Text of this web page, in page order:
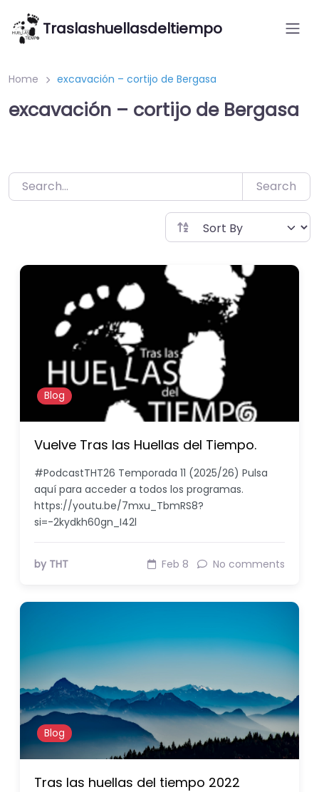
Saltar
contenido
Traslashuellasdeltiempo
Home excavación – cortijo de Bergasa
excavación – cortijo de Bergasa
Search
Blog
Vuelve Tras las Huellas del Tiempo.
#PodcastTHT26 Temporada 11 (2025/26) Pulsa
aquí para acceder a todos los programas.
https://youtu.be/7mxu_TbmRS8?
si=-2kydkh60gn_I42l
by THT Feb 8 No comments
Blog
Tras las huellas del tiempo 2022